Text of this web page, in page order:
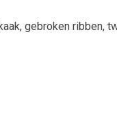
gebroken ribben,